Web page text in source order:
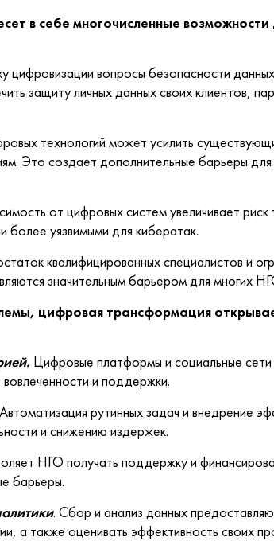
в себе многочисленные
цифровизации вопросы безопасности
защиту личных данных своих клиентов,
технологий может усилить
Это создает дополнительные барьеры для
от цифровых систем увеличивает
уязвимыми для кибератак.
квалифицированных специалистов и
значительным барьером для многих
цифровая трансформация
Цифровые платформы и социальные
и поддержки.
рутинных задач и внедрение
и снижению издержек.
НГО получать поддержку и
барьеры.
. Сбор и анализ данных
а также оценивать эффективность своих